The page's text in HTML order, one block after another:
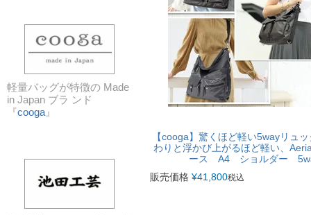
軽量バッグが特徴の Made
in Japan ブラ ンド
『cooga 』
【cooga】驚くほど軽い5wayリュ
わりと浮かび上がるほど軽い、
ース A4 ショルダー
販売価格 ¥41,800税込